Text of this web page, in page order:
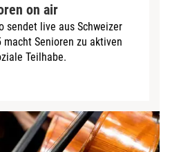
on air
sendet live aus Schweizer
Senioren zu aktiven
Teilhabe.